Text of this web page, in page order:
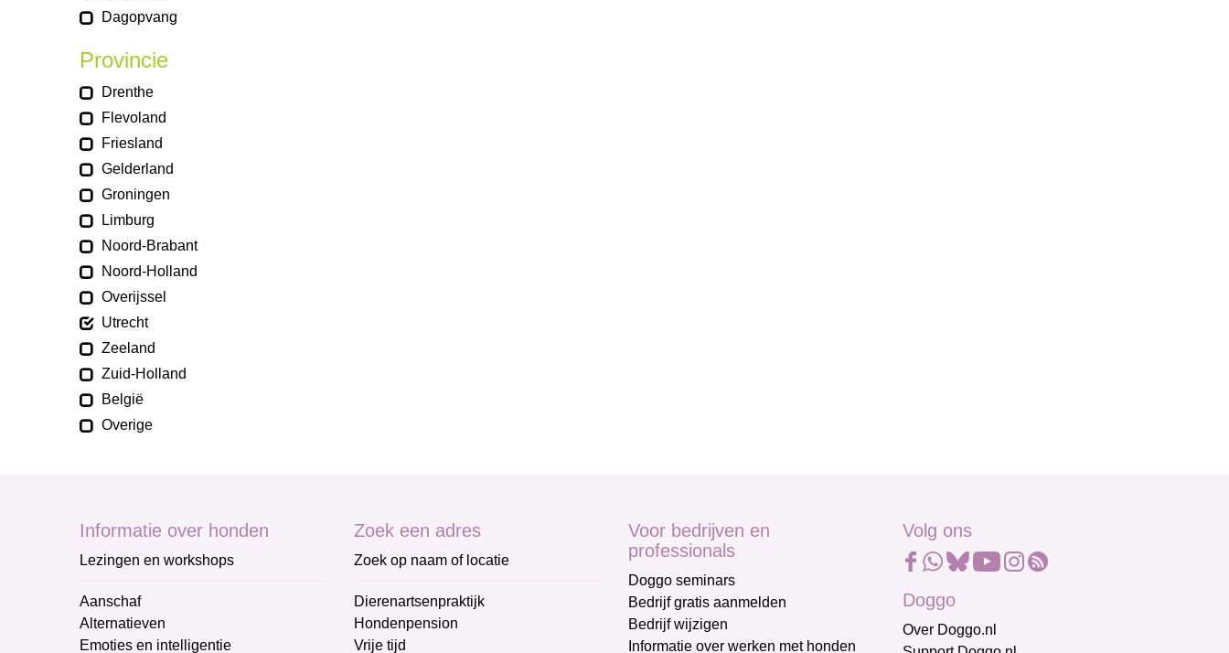
Dagopvang
Provincie
Drenthe
Flevoland
Friesland
Gelderland
Groningen
Limburg
Noord-Brabant
Noord-Holland
Overijssel
Utrecht
Zeeland
Zuid-Holland
België
Overige
Informatie over honden
Lezingen en workshops
Aanschaf
Alternatieven
Emoties en intelligentie
Zoek een adres
Zoek op naam of locatie
Dierenartsenpraktijk
Hondenpension
Vrije tijd
Voor bedrijven en
professionals
Doggo seminars
Bedrijf gratis aanmelden
Bedrijf wijzigen
Informatie over werken met honden
Volg ons
Doggo
Over Doggo.nl